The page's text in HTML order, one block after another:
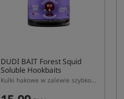
DUDI BAIT Forest Squid
Soluble Hookbaits
Kulki hakowe w zalewie szybko pracujące Forest Squid